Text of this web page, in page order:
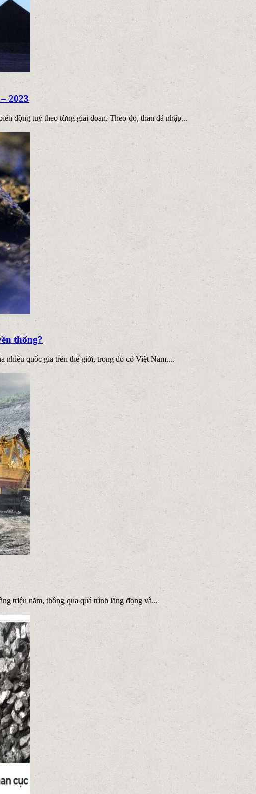
2023
động tuỳ theo từng giai đoạn. Theo đó, than đá nhập...
thống?
nhiều quốc gia trên thế giới, trong đó có Việt Nam....
triệu năm, thông qua quá trình lắng đọng và...